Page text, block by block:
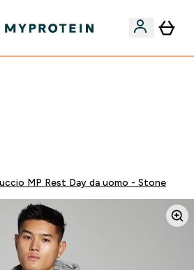
MP Rest Day da uomo - Stone